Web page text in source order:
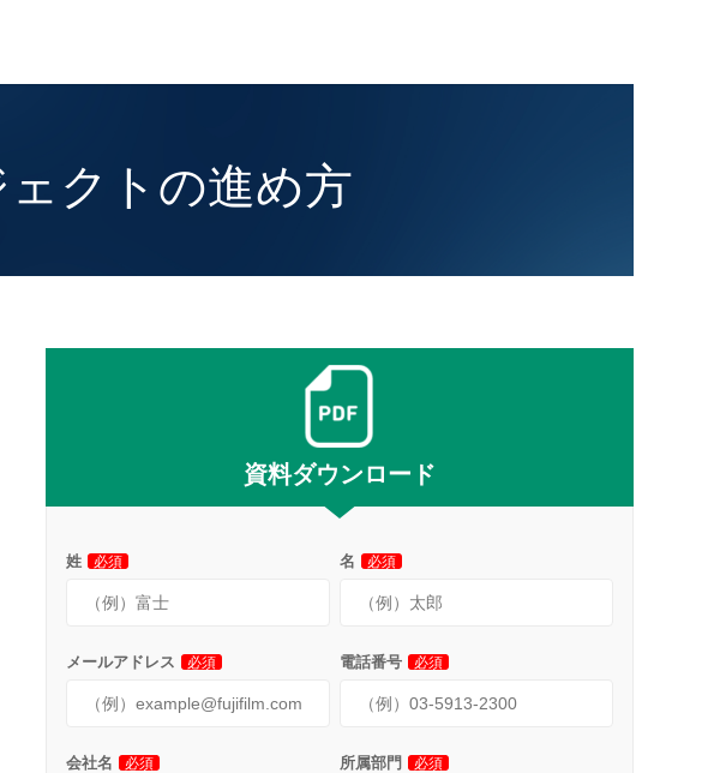
クトの進め方
資料ダウンロード
姓 必須 名 必須
メールアドレス 必須 電話番号 必須
会社名 必須 所属部門 必須